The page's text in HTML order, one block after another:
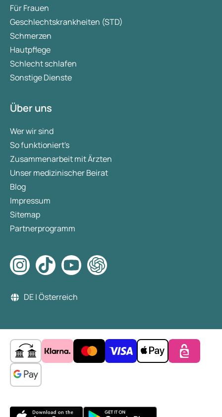
Für Frauen
Geschlechtskrankheiten (STD)
Schmerzen
Hautpflege
Schlecht schlafen
Sonstige Dienste
Über uns
Wer wir sind
So funktioniert's
Zusammenarbeit mit Ärzten
Unser medizinischer Beirat
Blog
Impressum
Sitemap
Partnerprogramm
DE | Österreich